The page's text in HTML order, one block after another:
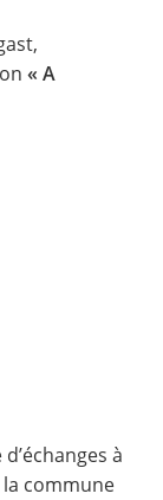
« A
à
commune